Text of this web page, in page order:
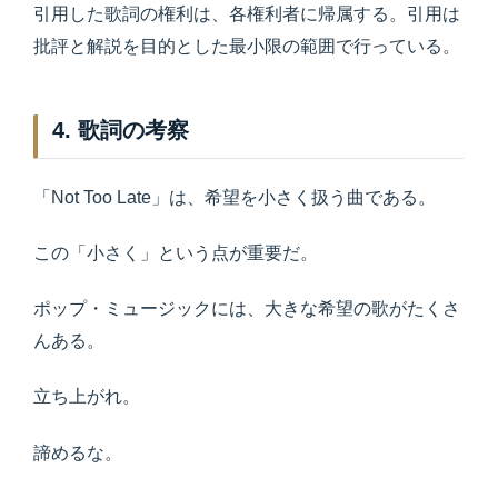
引用した歌詞の権利は、各権利者に帰属する。引用は
批評と解説を目的とした最小限の範囲で行っている。
4. 歌詞の考察
「Not Too Late」は、希望を小さく扱う曲である。
この「小さく」という点が重要だ。
ポップ・ミュージックには、大きな希望の歌がたくさ
んある。
立ち上がれ。
諦めるな。